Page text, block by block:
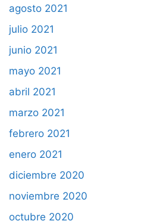
agosto 2021
julio 2021
junio 2021
mayo 2021
abril 2021
marzo 2021
febrero 2021
enero 2021
diciembre 2020
noviembre 2020
octubre 2020